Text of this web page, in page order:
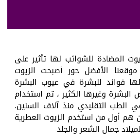
المضادة للشوائب لها تأثير على
موقعنا الأفضل حور أصبحت الزيوت
فوائد للبشرة في عيوب البشرة
وغيرها الكثير ، تم استخدام
الطب التقليدي منذ آلاف السنين.
هم أول من استخدم الزيوت العطرية